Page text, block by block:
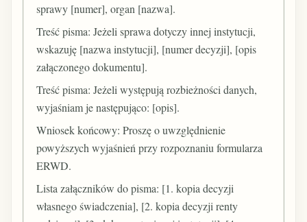
sprawy [numer], organ [nazwa].
Treść pisma: Jeżeli sprawa dotyczy innej instytucji,
wskazuję [nazwa instytucji], [numer decyzji], [opis
załączonego dokumentu].
Treść pisma: Jeżeli występują rozbieżności danych,
wyjaśniam je następująco: [opis].
Wniosek końcowy: Proszę o uwzględnienie
powyższych wyjaśnień przy rozpoznaniu formularza
ERWD.
Lista załączników do pisma: [1. kopia decyzji
własnego świadczenia], [2. kopia decyzji renty